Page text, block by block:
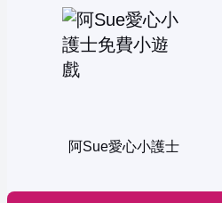
阿Sue愛心小護士